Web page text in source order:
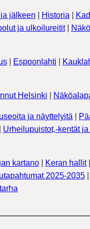
jälkeen Historia
ja ulkoilureitit|
| Espoonlahti
Helsinki
ja näyttelyitä
Urheilupuistot,-kentät
kartano| Keran hallit
2025-2035